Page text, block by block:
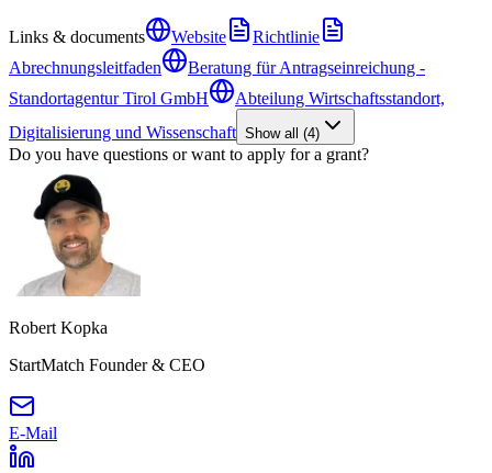
Links & documents Website
Richtlinie
Abrechnungsleitfaden
Beratung für Antragseinreichung -
Standortagentur Tirol GmbH
Abteilung Wirtschaftsstandort,
Digitalisierung und Wissenschaft Show all (4)
Do you have questions or want to apply for a grant?
Robert Kopka
StartMatch Founder & CEO
E-Mail